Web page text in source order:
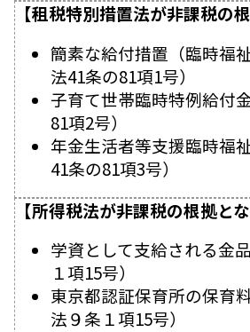
【租税特別措置法が非課税の
簡素な給付措置（臨時福
法41条の81項1号）
子育て世帯臨時特例給付
81項2号）
年金生活者等支援臨時福
41条の81項3号）
【所得税法が非課税の根拠とな
学資として支給される金
１項15号）
東京都認証保育所の保育
法９条１項15号）